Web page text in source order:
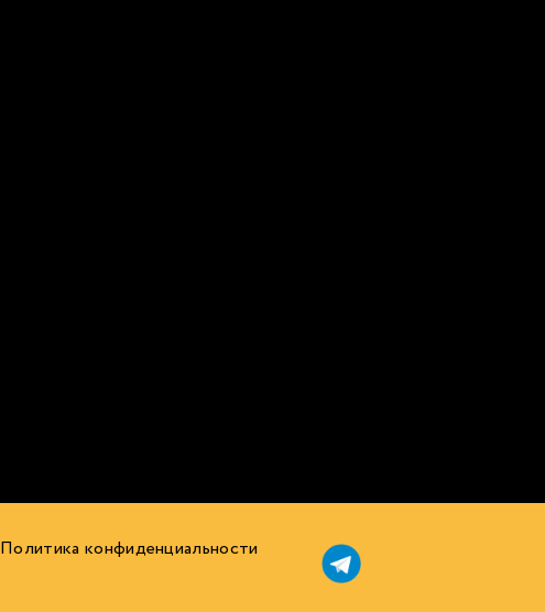
Политика конфиденциальности